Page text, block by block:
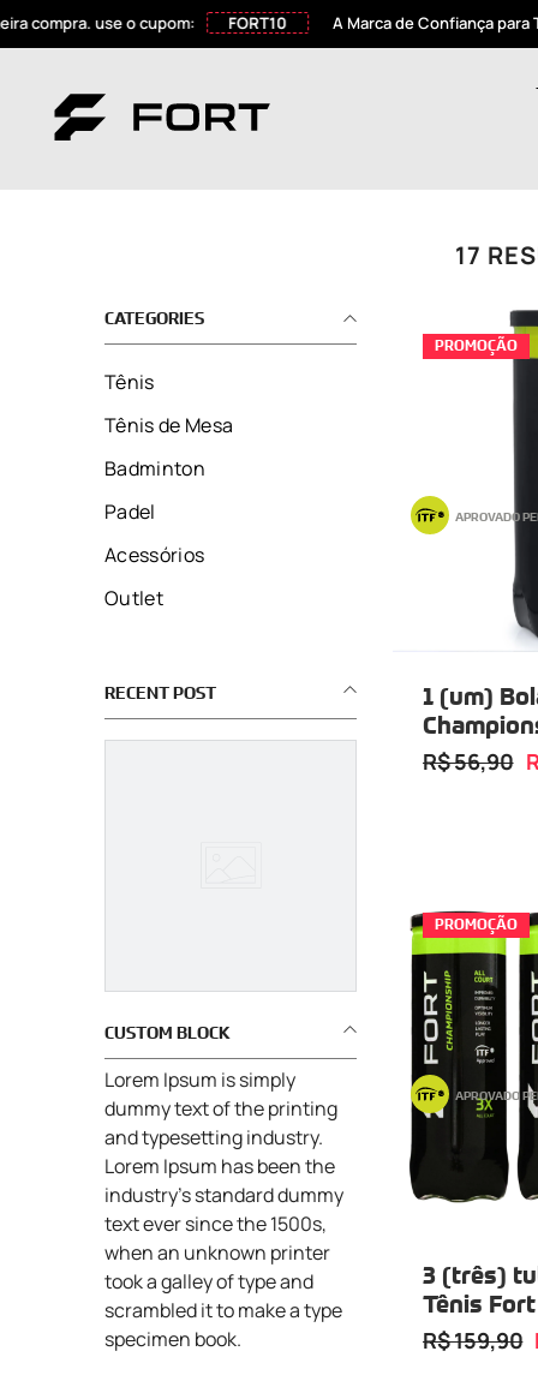
o cupom: FORT10 A Marca de Confiança para Todos os
17
CATEGORIES
Tênis
Tênis de Mesa
Badminton
Padel
Acessórios
Outlet
RECENT POST
CUSTOM BLOCK
Lorem Ipsum is simply
dummy text of the printing
and typesetting industry.
Lorem Ipsum has been the
industry's standard dummy
text ever since the 1500s,
when an unknown printer
took a galley of type and
scrambled it to make a type
specimen book.
PROMOÇÃO
APROVADO
1 (um)
03 Bolas
R$ 56,90
PROMOÇÃO
APROVADO
3 (três)
Tênis
Tubo
R$ 159,90